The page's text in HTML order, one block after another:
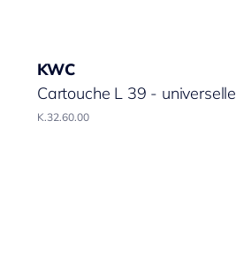
KWC
Cartouche L 39 - universelle
K.32.60.00